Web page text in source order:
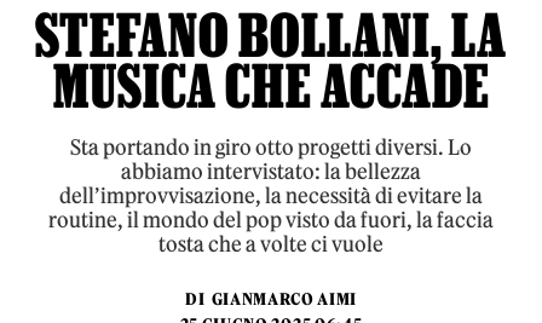
STEFANO BOLLANI, LA
MUSICA CHE ACCADE
Sta portando in giro otto progetti diversi. Lo
abbiamo intervistato: la bellezza
dell’improvvisazione, la necessità di evitare la
routine, il mondo del pop visto da fuori, la faccia
tosta che a volte ci vuole
DI GIANMARCO AIMI